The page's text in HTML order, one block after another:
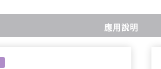
應用說明